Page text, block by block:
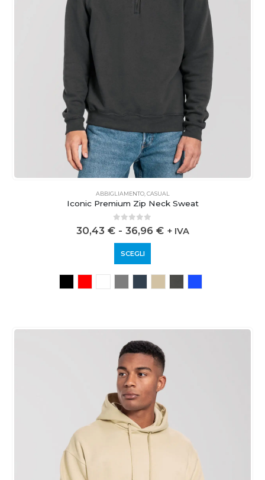
ABBIGLIAMENTO, CASUAL
Iconic Premium Zip Neck Sweat
0 out of 5
30,43 € - 36,96 € + IVA
SCEGLI